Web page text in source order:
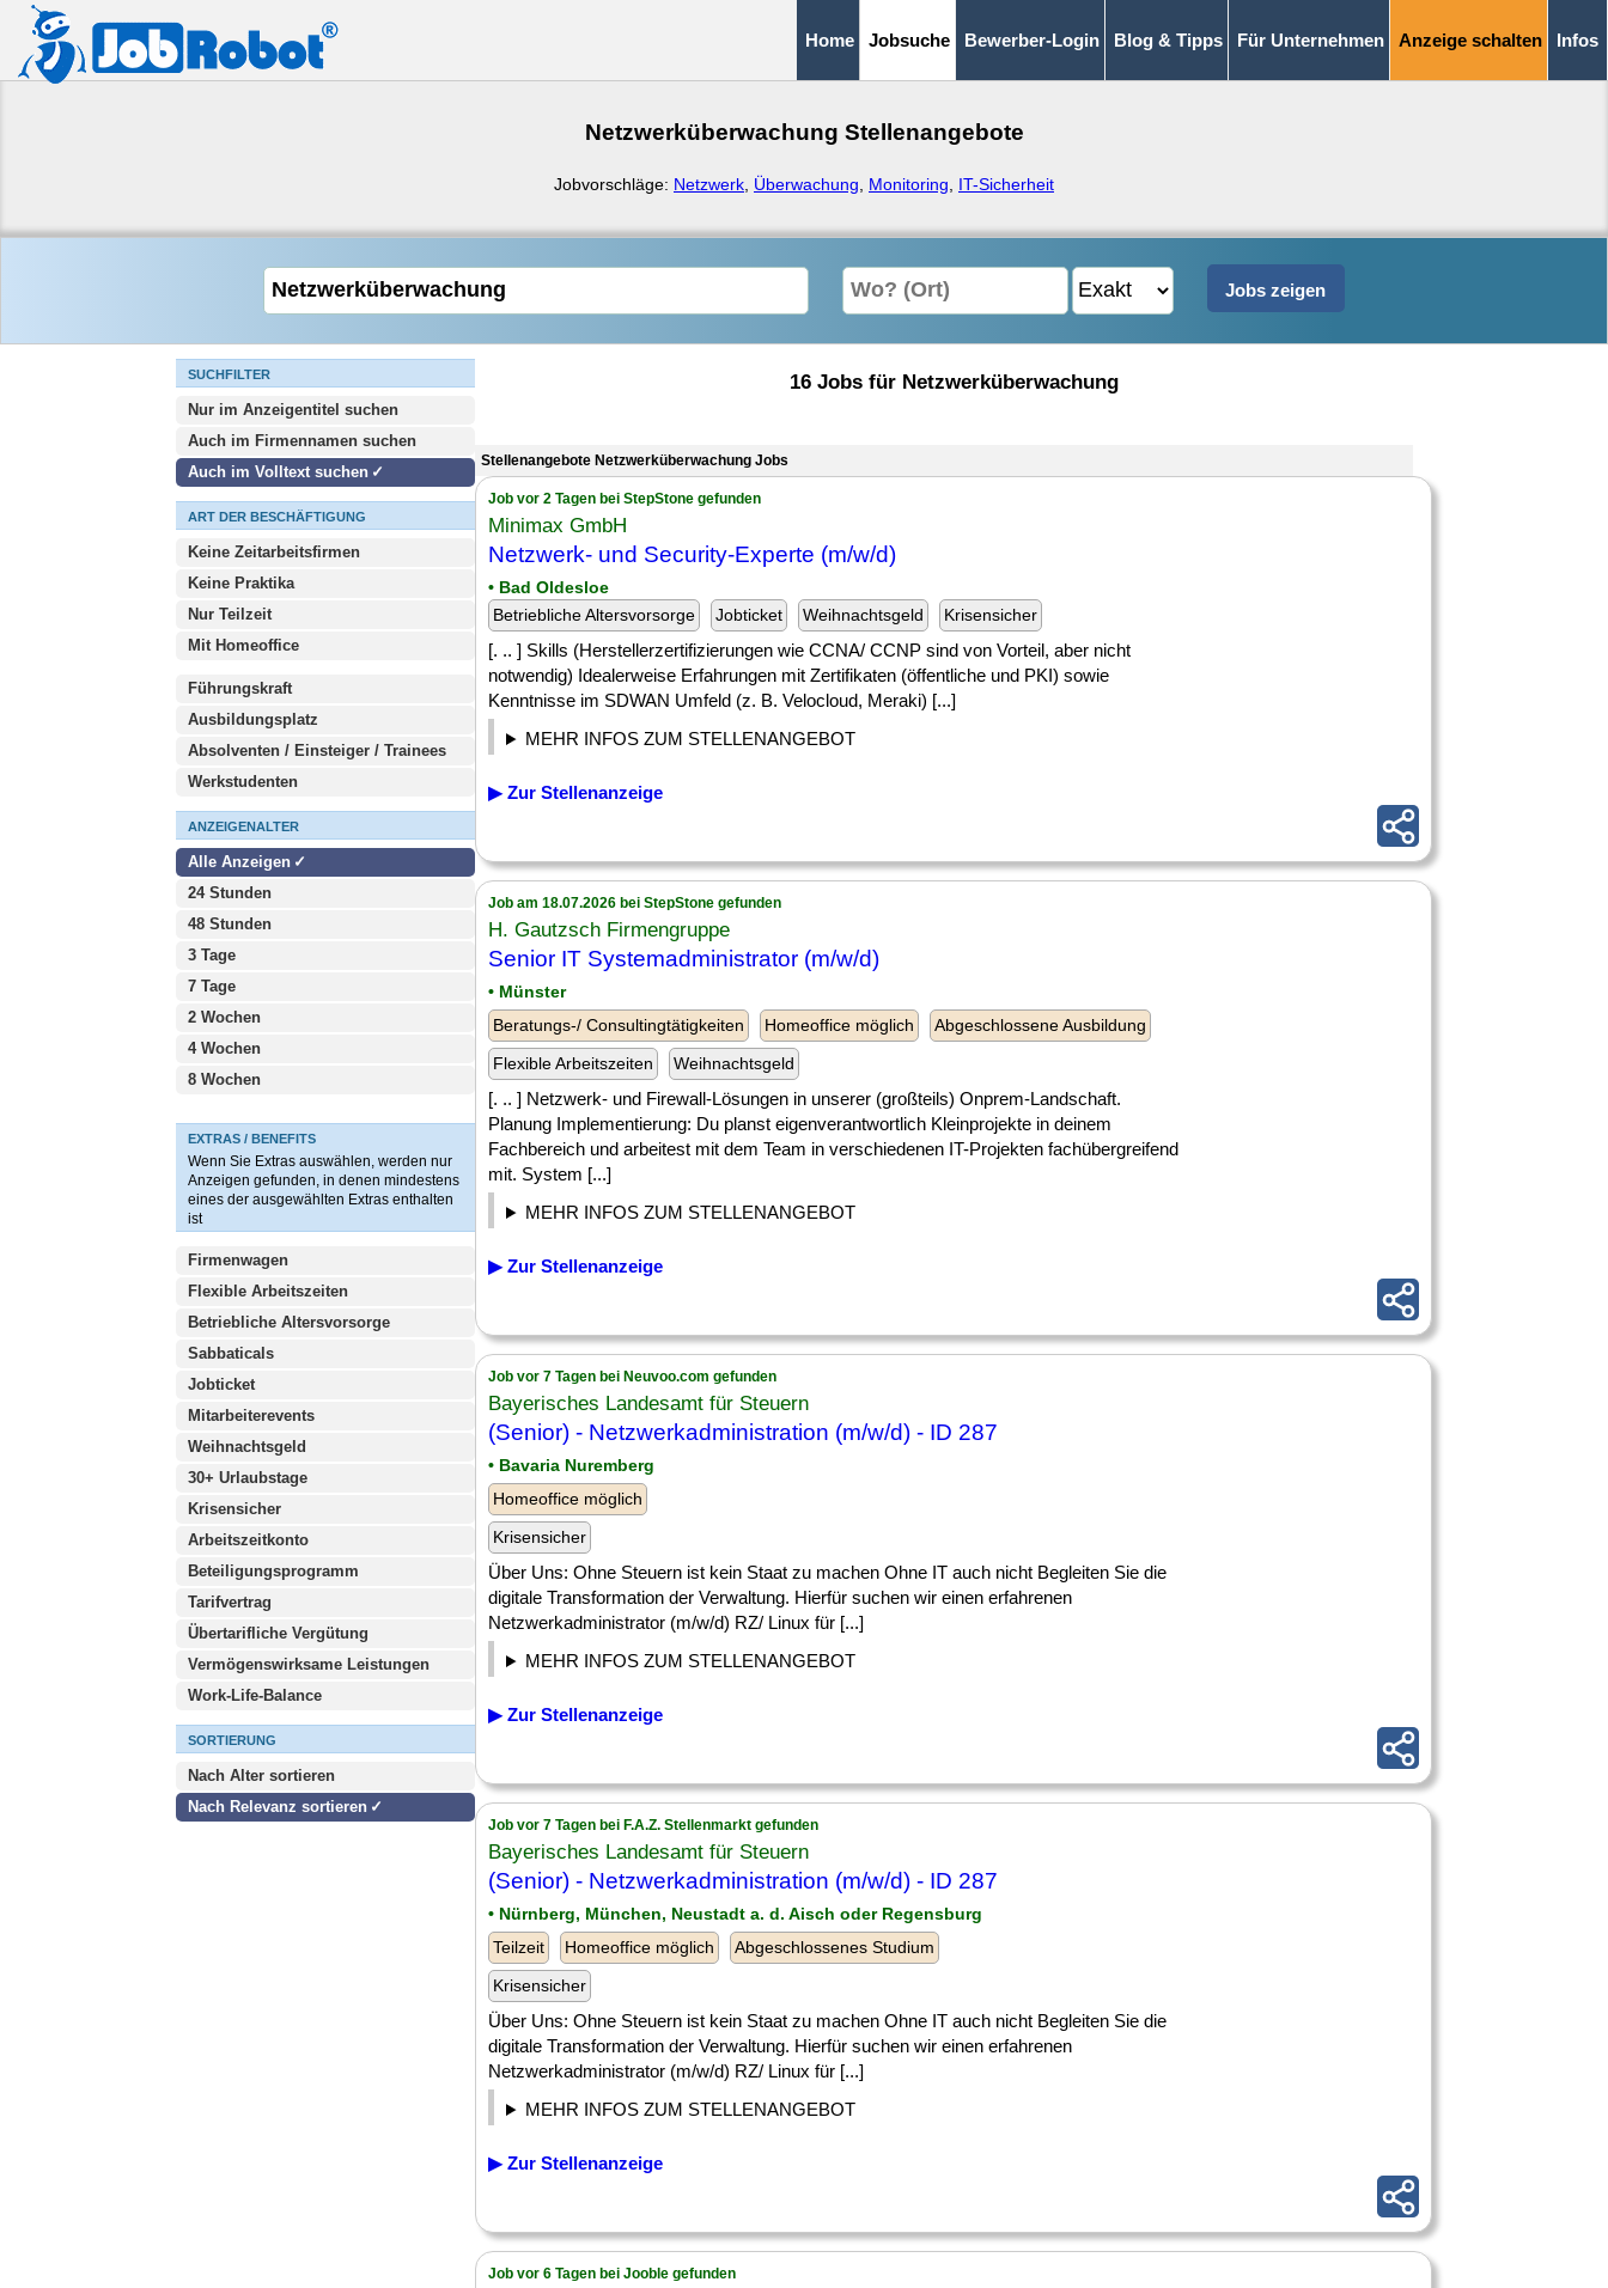
Home Jobsuche Bewerber-Login Blog & Tipps Für Unternehmen Anzeige schalten Infos
Netzwerküberwachung Stellenangebote
Jobvorschläge: Netzwerk Überwachung Monitoring IT-Sicherheit
SUCHFILTER
Nur im Anzeigentitel suchen
Auch im Firmennamen suchen
Auch im Volltext suchen
ART DER BESCHÄFTIGUNG
Keine Zeitarbeitsfirmen
Keine Praktika
Nur Teilzeit
Mit Homeoffice
Führungskraft
Ausbildungsplatz
Absolventen / Einsteiger / Trainees
Werkstudenten
ANZEIGENALTER
Alle Anzeigen
24 Stunden
48 Stunden
3 Tage
7 Tage
2 Wochen
4 Wochen
8 Wochen
EXTRAS / BENEFITS
Wenn Sie Extras auswählen, werden nur
Anzeigen gefunden, in denen mindestens
eines der ausgewählten Extras enthalten
ist
Firmenwagen
Flexible Arbeitszeiten
Betriebliche Altersvorsorge
Sabbaticals
Jobticket
Mitarbeiterevents
Weihnachtsgeld
30+ Urlaubstage
Krisensicher
Arbeitszeitkonto
Beteiligungsprogramm
Tarifvertrag
Übertarifliche Vergütung
Vermögenswirksame Leistungen
Work-Life-Balance
SORTIERUNG
Nach Alter sortieren
Nach Relevanz sortieren
16 Jobs für Netzwerküberwachung
Stellenangebote Netzwerküberwachung Jobs
Job vor 2 Tagen bei StepStone gefunden
Minimax GmbH
Netzwerk- und Security-Experte (m/w/d)
• Bad Oldesloe
Betriebliche Altersvorsorge
Jobticket Weihnachtsgeld Krisensicher
[. .. ] Skills (Herstellerzertifizierungen wie CCNA/ CCNP sind von Vorteil, aber nicht
notwendig) Idealerweise Erfahrungen mit Zertifikaten (öffentliche und PKI) sowie
Kenntnisse im SDWAN Umfeld (z. B. Velocloud, Meraki) [...]
MEHR INFOS ZUM STELLENANGEBOT
▶ Zur Stellenanzeige
Job am 18.07.2026 bei StepStone gefunden
H. Gautzsch Firmengruppe
Senior IT Systemadministrator (m/w/d)
• Münster
Beratungs-/ Consultingtätigkeiten
Homeoffice möglich
Abgeschlossene Ausbildung
Flexible Arbeitszeiten
Weihnachtsgeld
[. .. ] Netzwerk- und Firewall-Lösungen in unserer (großteils) Onprem-Landschaft.
Planung Implementierung: Du planst eigenverantwortlich Kleinprojekte in deinem
Fachbereich und arbeitest mit dem Team in verschiedenen IT-Projekten fachübergreifend
mit. System [...]
MEHR INFOS ZUM STELLENANGEBOT
▶ Zur Stellenanzeige
Job vor 7 Tagen bei Neuvoo.com gefunden
Bayerisches Landesamt für Steuern
(Senior) - Netzwerkadministration (m/w/d) - ID 287
• Bavaria Nuremberg
Homeoffice möglich
Krisensicher
Über Uns: Ohne Steuern ist kein Staat zu machen Ohne IT auch nicht Begleiten Sie die
digitale Transformation der Verwaltung. Hierfür suchen wir einen erfahrenen
Netzwerkadministrator (m/w/d) RZ/ Linux für [...]
MEHR INFOS ZUM STELLENANGEBOT
▶ Zur Stellenanzeige
Job vor 7 Tagen bei F.A.Z. Stellenmarkt gefunden
Bayerisches Landesamt für Steuern
(Senior) - Netzwerkadministration (m/w/d) - ID 287
• Nürnberg, München, Neustadt a. d. Aisch oder Regensburg
Teilzeit
Homeoffice möglich
Abgeschlossenes Studium
Krisensicher
Über Uns: Ohne Steuern ist kein Staat zu machen Ohne IT auch nicht Begleiten Sie die
digitale Transformation der Verwaltung. Hierfür suchen wir einen erfahrenen
Netzwerkadministrator (m/w/d) RZ/ Linux für [...]
MEHR INFOS ZUM STELLENANGEBOT
▶ Zur Stellenanzeige
Job vor 6 Tagen bei Jooble gefunden